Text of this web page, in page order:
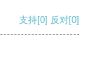
支持[0] 反对[0]